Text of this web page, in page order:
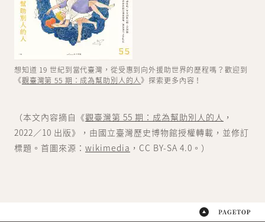
想知道 19 世紀到當代臺灣，從受惠到向外援助世界的歷程嗎？歡迎到
《觀臺灣第 55 期：成為幫助別人的人》探索更多內容！
（本文內容摘自《觀臺灣第 55 期：成為幫助別人的人 ，
2022／10 出版》，由國立臺灣歷史博物館授權轉載，並修訂
標題。首圖來源： wikimedia ，CC BY-SA 4.0。）